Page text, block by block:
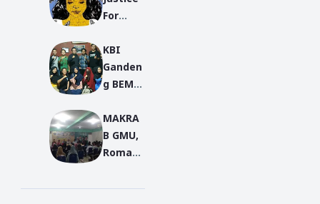
g,
Tahu
Stuntin
g Itu
For
Jadi
Trandin
g Dunia
KBI
Ganden
g BEM
IKIP
PGRI
Pontian
Gelar
MAKRA
B GMU,
Romawi
Bermim